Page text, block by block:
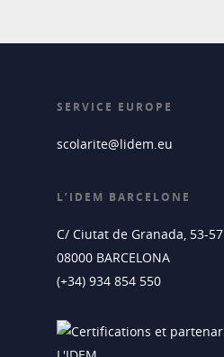
SERVICE EUROPE
scolarite@lidem.eu
L’IDEM BARCELONE
C/ Ciutat de Granada, 53-57
08000 BARCELONA
(+34) 934 854 550